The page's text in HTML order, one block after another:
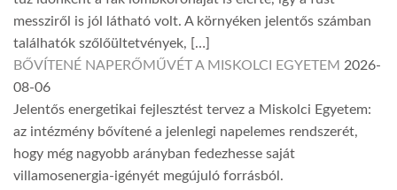
messziről is jól látható volt. A környéken jelentős számban
találhatók szőlőültetvények, […]
BŐVÍTENÉ NAPERŐMŰVÉT A MISKOLCI EGYETEM 2026-
08-06
Jelentős energetikai fejlesztést tervez a Miskolci Egyetem:
az intézmény bővítené a jelenlegi napelemes rendszerét,
hogy még nagyobb arányban fedezhesse saját
villamosenergia-igényét megújuló forrásból.